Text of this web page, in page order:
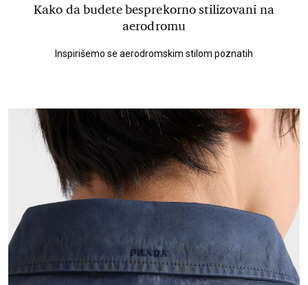
Kako da budete besprekorno stilizovani na
aerodromu
Inspirišemo se aerodromskim stilom poznatih